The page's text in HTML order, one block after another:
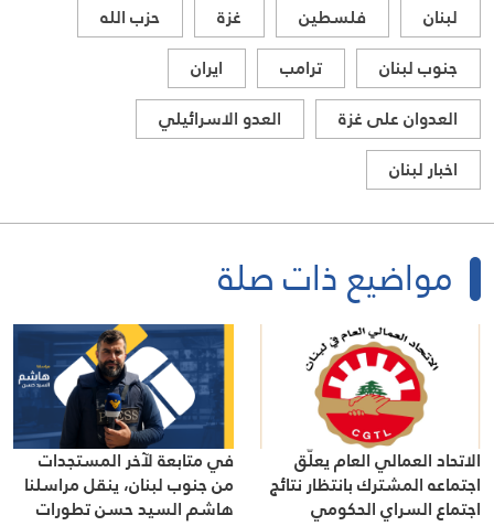
لبنان فلسطين غزة
حزب الله
جنوب لبنان
ترامب
ايران
العدوان على غزة
العدو الاسرائيلي
اخبار لبنان
مواضيع ذات صلة
الاتحاد العمالي العام يعلّق
اجتماعه المشترك بانتظار نتائج
اجتماع السراي الحكومي
في متابعة لآخر المستجدات
من جنوب لبنان، ينقل مراسلنا
هاشم السيد حسن تطورات